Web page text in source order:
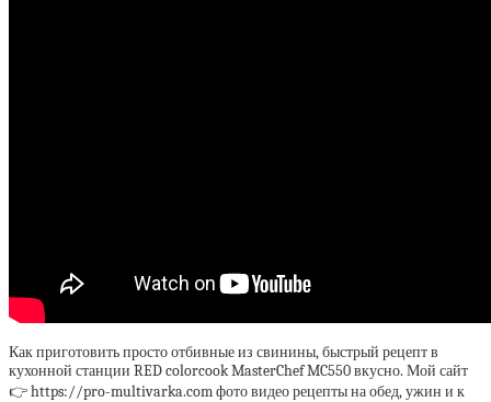
Как приготовить просто отбивные из свинины, быстрый рецепт в
кухонной станции RED colorcook MasterChef MC550 вкусно. Мой сайт
👉 https://pro-multivarka.com фото видео рецепты на обед, ужин и к